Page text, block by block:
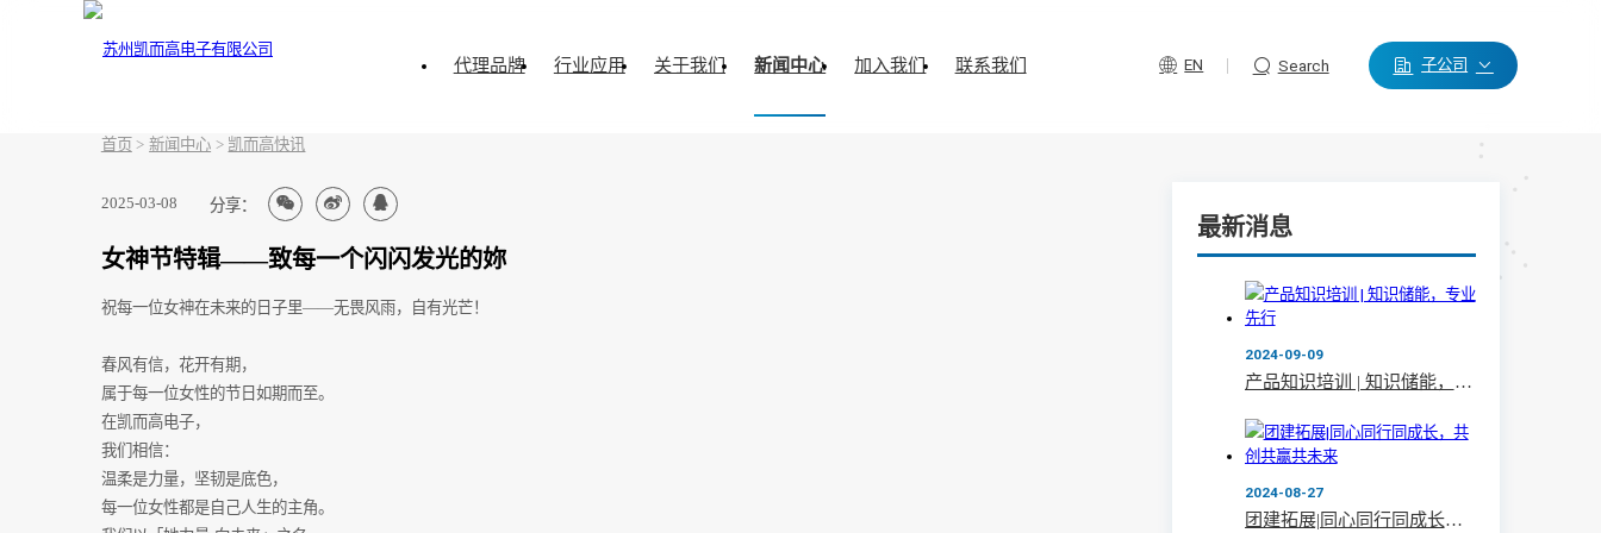
代理品牌 行业应用 关于我们 新闻中心 加入我们 联系我们 EN Search 子公司
首页 > 新闻中心 > 凯而高快讯
2025-03-08 分享：
女神节特辑——致每一个闪闪发光的妳
祝每一位女神在未来的日子里——无畏风雨，自有光芒！
春风有信，花开有期，
属于每一位女性的节日如期而至。
在凯而高电子，
我们相信：
温柔是力量，坚韧是底色，
每一位女性都是自己人生的主角。
最新消息
2024-09-09
产品知识培训 | 知识储能，专业先行
2024-08-27
团建拓展|同心同行同成长，共创共赢共未来